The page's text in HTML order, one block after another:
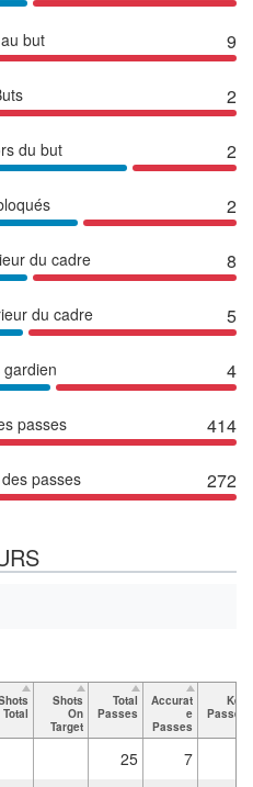
but 9
2
du but 2
2
du cadre 8
du cadre 5
4
passes 414
passes 272
Total
Shots
On
Target
Total
Passes
Accurat
e
Passes
Key
Passes
25
7